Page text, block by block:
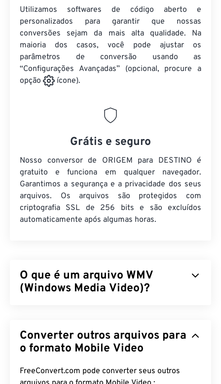
Utilizamos softwares de código aberto e
personalizados para garantir que nossas
conversões sejam da mais alta qualidade. Na
maioria dos casos, você pode ajustar os
parâmetros de conversão usando as
“Configurações Avançadas” (opcional, procure a
opção
ícone).
Grátis e seguro
Nosso conversor de ORIGEM para DESTINO é
gratuito e funciona em qualquer navegador.
Garantimos a segurança e a privacidade dos seus
arquivos. Os arquivos são protegidos com
criptografia SSL de 256 bits e são excluídos
automaticamente após algumas horas.
O que é um arquivo WMV
(Windows Media Video)?
compacta o tamanho do arquivo com umcodec
resultando em um arquivo fácil de gerenciar que
contêiner digital, chamado Advanced Systems
Converter outros arquivos para
o formato Mobile Video
FreeConvert.com pode converter seus outros